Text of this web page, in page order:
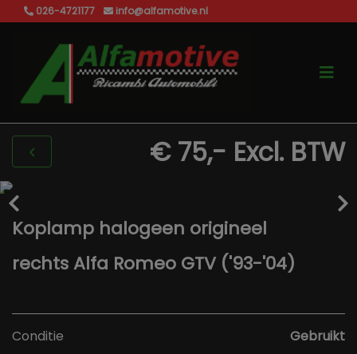
026-4721177 info@alfamotive.nl
€ 75,- Excl. BTW
Koplamp halogeen origineel
rechts Alfa Romeo GTV ('93-'04)
Conditie
Gebruikt